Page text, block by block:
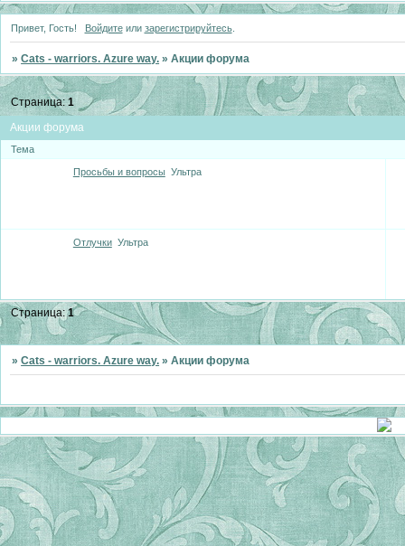
Привет, Гость! Войдитеили зарегистрируйтесь.
»Cats - warriors. Azure way. »Акции форума
Акции форума
Страница:1
Тема
Просьбы и вопросы Ультра
Отлучки Ультра
Страница:1
»Cats - warriors. Azure way. »Акции форума